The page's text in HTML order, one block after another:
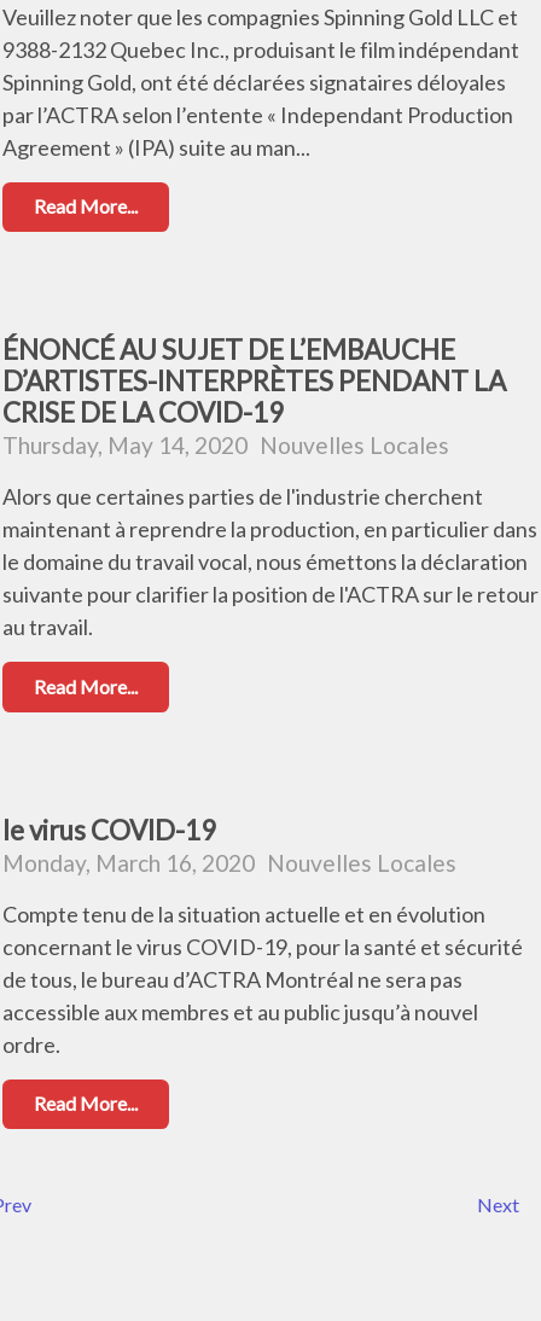
Veuillez noter que les compagnies Spinning Gold LLC et
9388-2132 Quebec Inc., produisant le film indépendant
Spinning Gold, ont été déclarées signataires déloyales
par l’ACTRA selon l’entente « Independant Production
Agreement » (IPA) suite au man...
Read More...
ÉNONCÉ AU SUJET DE L’EMBAUCHE
D’ARTISTES-INTERPRÈTES PENDANT LA
CRISE DE LA COVID-19
Thursday, May 14, 2020 Nouvelles Locales
Alors que certaines parties de l'industrie cherchent
maintenant à reprendre la production, en particulier dans
le domaine du travail vocal, nous émettons la déclaration
suivante pour clarifier la position de l'ACTRA sur le retour
au travail.
Read More...
le virus COVID-19
Monday, March 16, 2020 Nouvelles Locales
Compte tenu de la situation actuelle et en évolution
concernant le virus COVID-19, pour la santé et sécurité
de tous, le bureau d’ACTRA Montréal ne sera pas
accessible aux membres et au public jusqu’à nouvel
ordre.
Read More...
Next